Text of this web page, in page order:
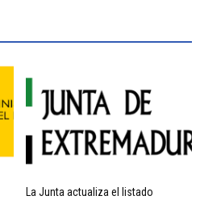
La Junta actualiza el listado